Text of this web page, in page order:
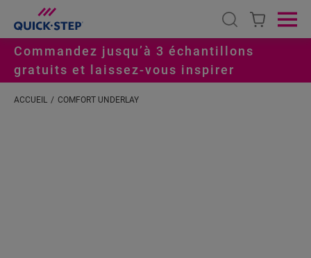
Open search
Commandez jusqu’à 3 échantillons
gratuits et laissez-vous inspirer
ACCUEIL COMFORT UNDERLAY